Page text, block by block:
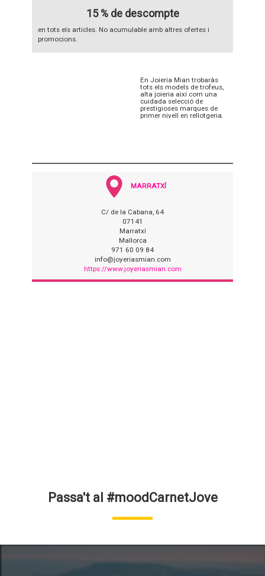
15 % de descompte
en tots els articles. No acumulable amb altres ofertes i
promocions.
En Joieria Mian trobaràs
tots els models de trofeus,
alta joieria així com una
cuidada selecció de
prestigioses marques de
primer nivell en rellotgeria.
MARRATXÍ
C/ de la Cabana, 64
07141
Marratxí
Mallorca
971 60 09 84
info@joyeriasmian.com
https://www.joyeriasmian.com
Passa't al #moodCarnetJove